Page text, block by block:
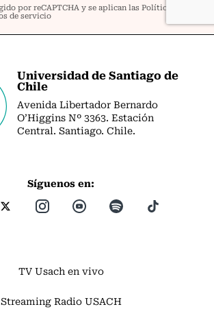
Universidad de Santiago de
Chile
Avenida Libertador Bernardo
O’Higgins Nº 3363. Estación
Central. Santiago. Chile.
Síguenos en:
TV Usach en vivo
Streaming Radio USACH